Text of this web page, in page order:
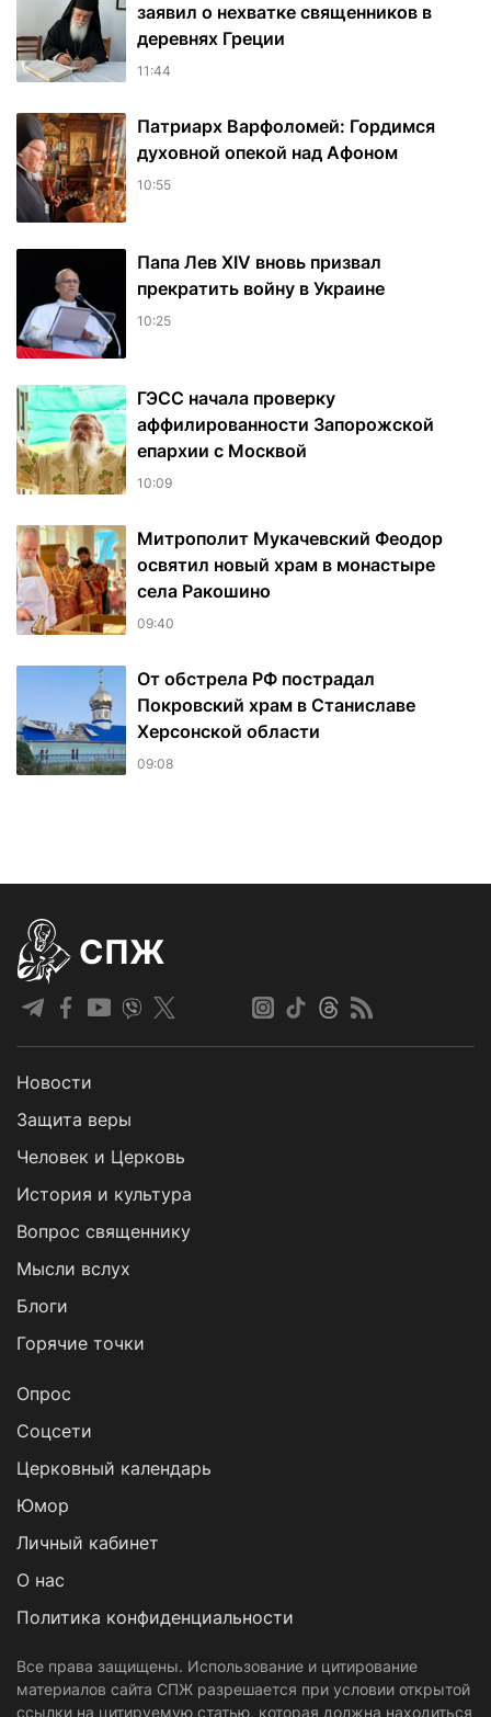
заявил о нехватке священников в
деревнях Греции
11:44
Патриарх Варфоломей: Гордимся
духовной опекой над Афоном
10:55
Папа Лев XIV вновь призвал
прекратить войну в Украине
10:25
ГЭСС начала проверку
аффилированности Запорожской
епархии с Москвой
10:09
Митрополит Мукачевский Феодор
освятил новый храм в монастыре
села Ракошино
09:40
От обстрела РФ пострадал
Покровский храм в Станиславе
Херсонской области
09:08
СПЖ
Новости
Защита веры
Человек и Церковь
История и культура
Вопрос священнику
Мысли вслух
Блоги
Горячие точки
Опрос
Cоцсети
Церковный календарь
Юмор
Личный кабинет
О нас
Политика конфиденциальности
Все права защищены. Использование и цитирование
материалов сайта СПЖ разрешается при условии открытой
ссылки на цитируемую статью, которая должна находиться